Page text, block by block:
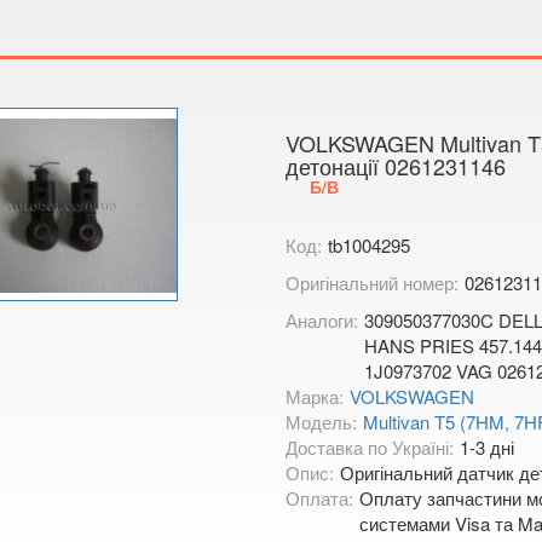
VOLKSWAGEN Multivan
детонації 0261231146
Б/В
Код: tb1004295
Оригінальний номер:
Аналоги: 309050377030C
HANS PRIES
1J0973702 VAG
Марка: VOLKSWAGEN
Модель: Multivan T5 (7HM,
Доставка по Україні: 1-3 дні
Опис: Оригінальний датчик
Оплата: Оплату запчастини
системами Visa та